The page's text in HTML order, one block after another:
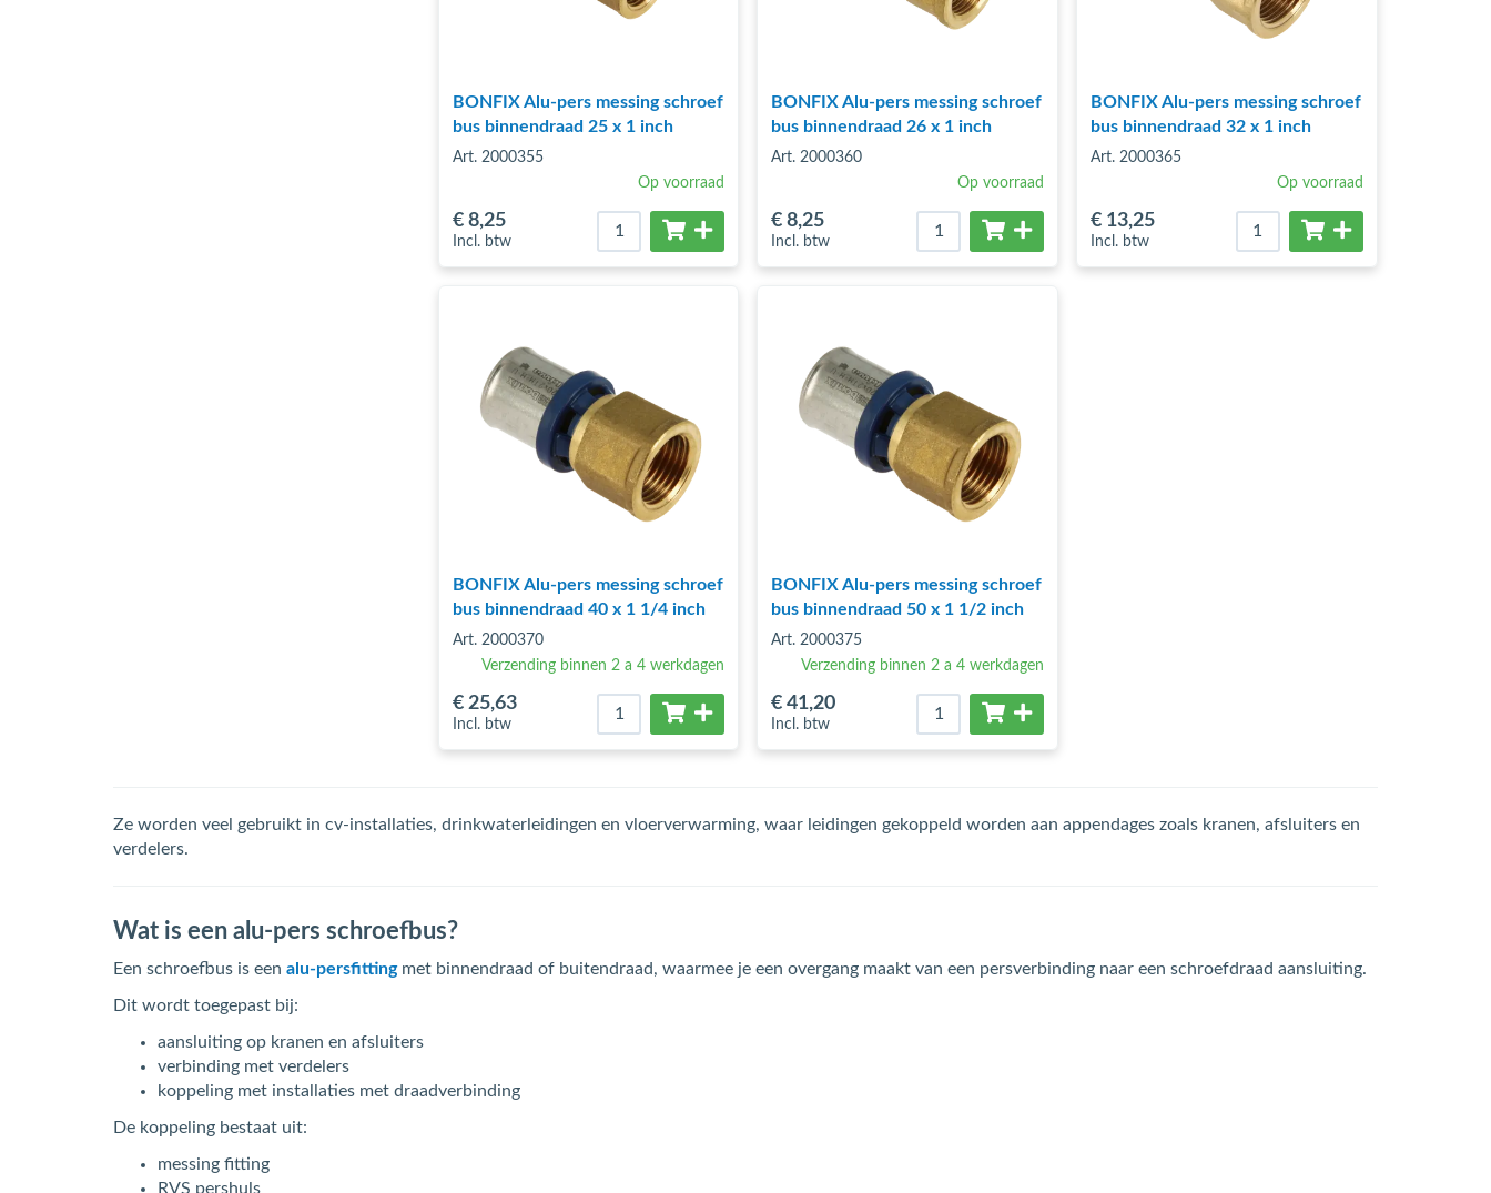
BONFIX Alu-pers messing schroef
bus binnendraad 25 x 1 inch
Art. 2000355
Op voorraad
€ 8,25
Incl. btw
BONFIX Alu-pers messing schroef
bus binnendraad 26 x 1 inch
Art. 2000360
Op voorraad
€ 8,25
Incl. btw
BONFIX Alu-pers messing schroef
bus binnendraad 32 x 1 inch
Art. 2000365
Op voorraad
€ 13,25
Incl. btw
BONFIX Alu-pers messing schroef
bus binnendraad 40 x 1 1/4 inch
Art. 2000370
Verzending binnen 2 a 4 werkdagen
€ 25,63
Incl. btw
BONFIX Alu-pers messing schroef
bus binnendraad 50 x 1 1/2 inch
Art. 2000375
Verzending binnen 2 a 4 werkdagen
€ 41,20
Incl. btw
Ze worden veel gebruikt in cv-installaties, drinkwaterleidingen en vloerverwarming, waar leidingen gekoppeld worden aan appendages zoals kranen, afsluiters en
verdelers.
Wat is een alu-pers schroefbus?
Een schroefbus is een alu-persfittingmet binnendraad of buitendraad, waarmee je een overgang maakt van een persverbinding naar een schroefdraad aansluiting.
Dit wordt toegepast bij:
aansluiting op kranen en afsluiters
verbinding met verdelers
koppeling met installaties met draadverbinding
De koppeling bestaat uit:
messing fitting
RVS pershuls